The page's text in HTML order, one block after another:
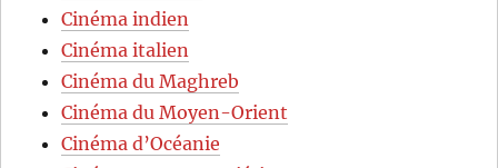
Cinéma indien
Cinéma italien
Cinéma du Maghreb
Cinéma du Moyen-Orient
Cinéma d’Océanie